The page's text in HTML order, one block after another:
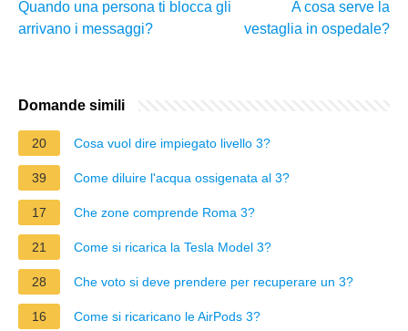
Quando una persona ti blocca gli
arrivano i messaggi?
A cosa serve la
vestaglia in ospedale?
Domande simili
20 Cosa vuol dire impiegato livello 3?
39 Come diluire l'acqua ossigenata al 3?
17 Che zone comprende Roma 3?
21 Come si ricarica la Tesla Model 3?
28 Che voto si deve prendere per recuperare un 3?
16 Come si ricaricano le AirPods 3?